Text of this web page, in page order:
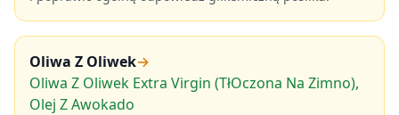
Oliwa Z Oliwek→
Oliwa Z Oliwek Extra Virgin (TłOczona Na Zimno),
Olej Z Awokado